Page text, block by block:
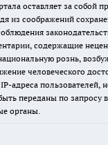
оставляет за собой
из соображений
содержащие
рознь,
человеческого
адреса пользователей,
переданы по запросу
органы.